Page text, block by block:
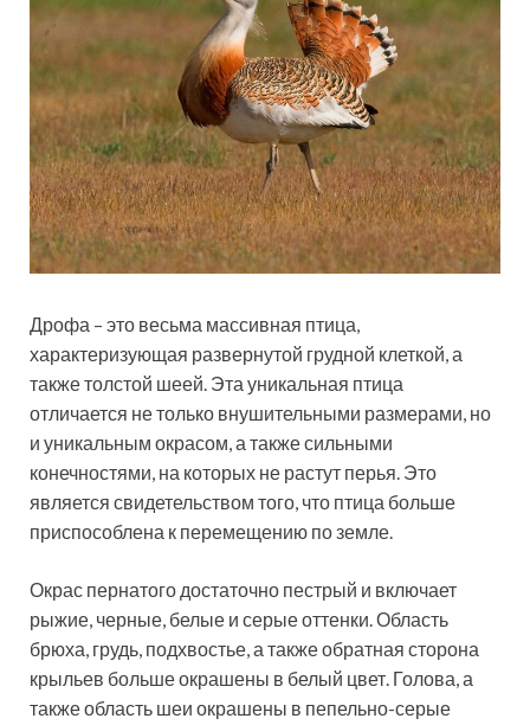
Дрофа – это весьма массивная птица,
характеризующая развернутой грудной клеткой, а
также толстой шеей. Эта уникальная птица
отличается не только внушительными размерами, но
и уникальным окрасом, а также сильными
конечностями, на которых не растут перья. Это
является свидетельством того, что птица больше
приспособлена к перемещению по земле.
Окрас пернатого достаточно пестрый и включает
рыжие, черные, белые и серые оттенки. Область
брюха, грудь, подхвостье, а также обратная сторона
крыльев больше окрашены в белый цвет. Голова, а
также область шеи окрашены в пепельно-серые